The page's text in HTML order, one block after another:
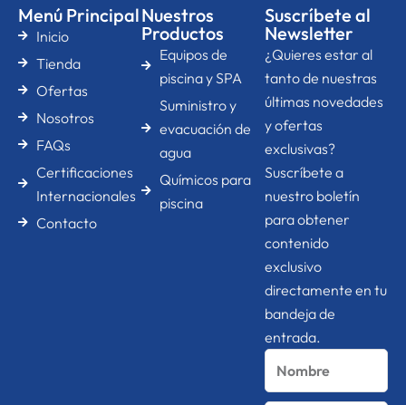
e
b
o
o
k
f
t
a
g
r
a
m
n
i
n
Menú Principal
Inicio
Tienda
Ofertas
Nosotros
FAQs
Certificaciones
Internacionales
Contacto
Nuestros
Productos
Equipos de
piscina y SPA
Suministro y
evacuación de
agua
Químicos para
piscina
Suscríbete al
Newsletter
¿Quieres estar al
tanto de nuestras
últimas novedades
y ofertas
exclusivas?
Suscríbete a
nuestro boletín
para obtener
contenido
exclusivo
directamente en tu
bandeja de
entrada.